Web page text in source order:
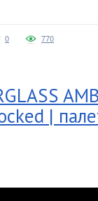
0 770
|